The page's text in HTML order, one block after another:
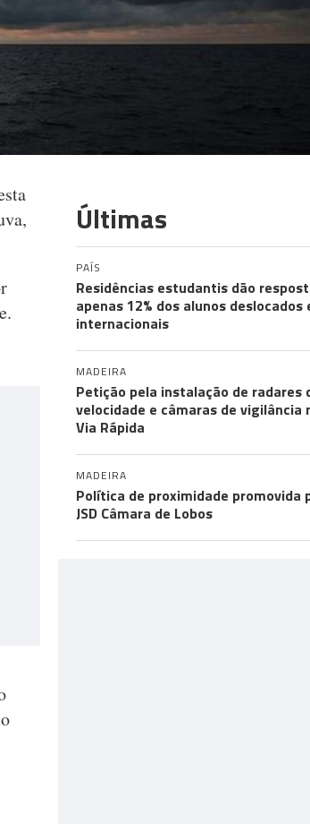
Últimas
PAÍS
Residências estudantis dão
apenas 12% dos alunos deslocados
internacionais
MADEIRA
Petição pela instalação de radares
velocidade e câmaras de vigilância
Via Rápida
MADEIRA
Política de proximidade promovida
JSD Câmara de Lobos